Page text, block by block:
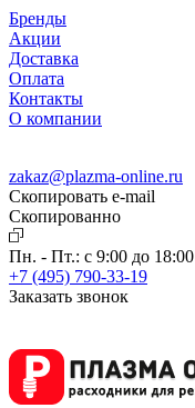
Бренды
Акции
Доставка
Оплата
Контакты
О компании
zakaz@plazma-online.ru
Скопировать e-mail
Cкопированно
Пн. - Пт.: с 9:00 до 18:00
+7 (495) 790-33-19
Заказать звонок